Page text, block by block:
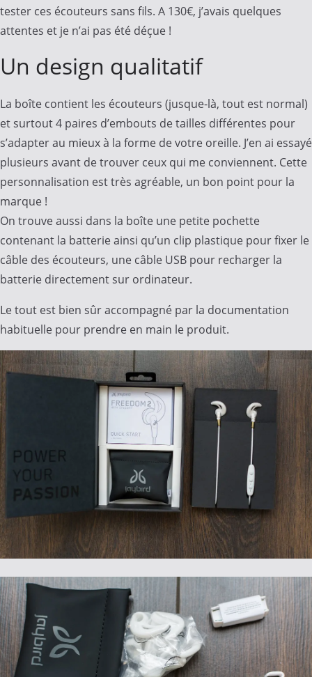
tester ces écouteurs sans fils. A 130€, j’avais quelques
attentes et je n’ai pas été déçue !
Un design qualitatif
La boîte contient les écouteurs (jusque-là, tout est normal)
et surtout 4 paires d’embouts de tailles différentes pour
s’adapter au mieux à la forme de votre oreille. J’en ai essayé
plusieurs avant de trouver ceux qui me conviennent. Cette
personnalisation est très agréable, un bon point pour la
marque !
On trouve aussi dans la boîte une petite pochette
contenant la batterie ainsi qu’un clip plastique pour fixer le
câble des écouteurs, une câble USB pour recharger la
batterie directement sur ordinateur.
Le tout est bien sûr accompagné par la documentation
habituelle pour prendre en main le produit.